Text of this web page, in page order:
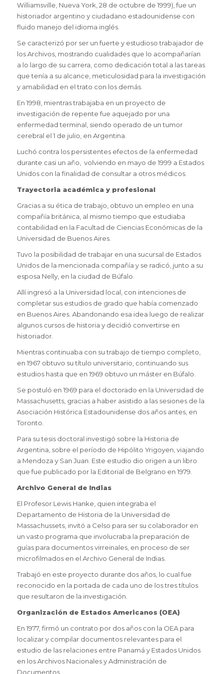
Williamsville, Nueva York , 28 de octubre de 1999), fue un
historiador argentino y ciudadano estadounidense con
fluido manejo del idioma inglés.
Se caracterizó por ser un fuerte y estudioso trabajador de
los Archivos, mostrando cualidades que lo acompañarían
a lo largo de su carrera, como dedicación total a las tareas
que tenía a su alcance, meticulosidad para la investigación
y amabilidad en el trato con los demás.
En 1998, mientras trabajaba en un proyecto de
investigación de repente fue aquejado por una
enfermedad terminal, siendo operado de un tumor
cerebral el 1 de julio, en Argentina.
Luchó contra los persistentes efectos de la enfermedad
durante casi un año, volviendo en mayo de 1999 a Estados
Unidos con la finalidad de consultar a otros médicos.
Trayectoria académica y profesional
Gracias a su ética de trabajo, obtuvo un empleo en una
compañía británica, al mismo tiempo que estudiaba
contabilidad en la Facultad de Ciencias Económicas de la
Universidad de Buenos Aires.
Tuvo la posibilidad de trabajar en una sucursal de Estados
Unidos de la mencionada compañía y se radicó, junto a su
esposa Nelly, en la ciudad de Búfalo.
Allí ingresó a la Universidad local, con intenciones de
completar sus estudios de grado que había comenzado
en Buenos Aires. Abandonando esa idea luego de realizar
algunos cursos de historia y decidió convertirse en
historiador.
Mientras continuaba con su trabajo de tiempo completo,
en 1967 obtuvo su título universitario, continuando sus
estudios hasta que en 1969 obtuvo un máster en Búfalo.
Se postuló en 1969 para el doctorado en la Universidad de
Massachusetts, gracias a haber asistido a las sesiones de la
Asociación Histórica Estadounidense dos años antes, en
Toronto.
Para su tesis doctoral investigó sobre la Historia de
Argentina, sobre el período de Hipólito Yrigoyen, viajando
a Mendoza y San Juan. Este estudio dio origen a un libro
que fue publicado por la Editorial de Belgrano en 1979.
Archivo General de Indias
El Profesor Lewis Hanke, quien integraba el
Departamento de Historia de la Universidad de
Massachussets, invitó a Celso para ser su colaborador en
un vasto programa que involucraba la preparación de
guías para documentos virreinales, en proceso de ser
microfilmados en el Archivo General de Indias.
Trabajó en este proyecto durante dos años, lo cual fue
reconocido en la portada de cada uno de los tres títulos
que resultaron de la investigación.
Organización de Estados Americanos (OEA​)
En 1977, firmó un contrato por dos años con la OEA para
localizar y compilar documentos relevantes para el
estudio de las relaciones entre Panamá y Estados Unidos
en los Archivos Nacionales y Administración de
Documentos.